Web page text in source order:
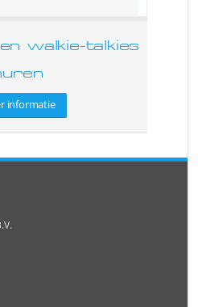
walkie-talkies
informatie